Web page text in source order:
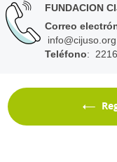
FUNDACION
Correo
Teléfono: